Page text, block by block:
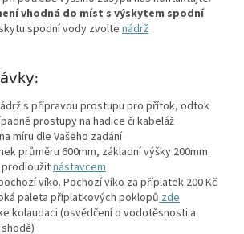
vhodná do míst s výskytem spodní
spodní vody zvoltenádrž
s přípravou prostupu pro přítok, odtok
prostupy na hadice či kabeláž
míru dle Vašeho zadání
průměru 600mm, základní výšky 200mm.
nástavcem
víko. Pochozí víko za příplatek 200 Kč
paleta příplatkových poklopů zde
kolaudaci (osvědčení o vodotěsnosti a